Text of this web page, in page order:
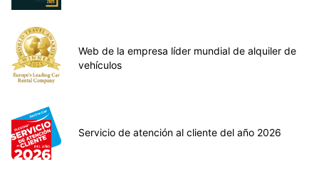
Web de la empresa líder mundial de alquiler de
vehículos
Servicio de atención al cliente del año 2026